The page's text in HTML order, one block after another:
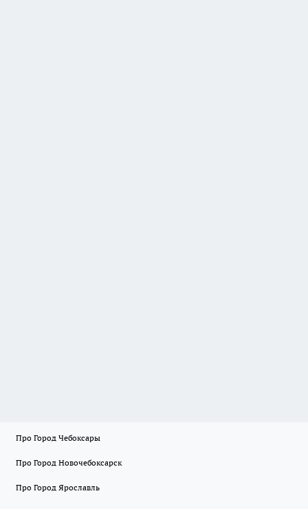
Про Город Чебоксары
Про Город Новочебоксарск
Про Город Ярославль